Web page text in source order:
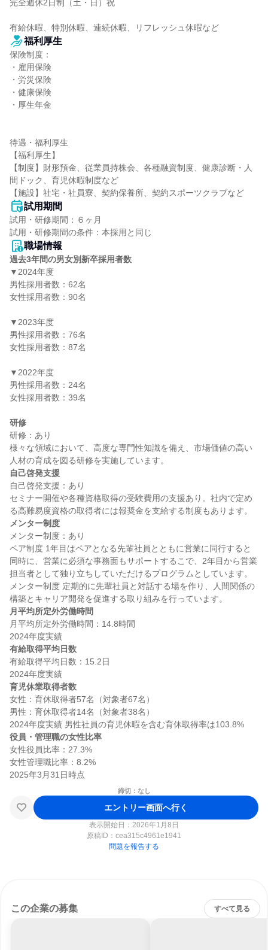
完全週休2日制（土・日）祝
有給休暇、特別休暇、連続休暇、リフレッシュ休暇など
福利厚生
保険制度：
・雇用保険
・労災保険
・健康保険
・厚生年金
待遇・福利厚生
【福利厚生】
【制度】財形預金、従業員持株会、各種融資制度、健康診断・人
間ドック、育児休暇制度など
【施設】社宅・社員寮、契約保養所、契約スポーツクラブなど
試用期間
試用・研修期間：６ヶ月
職場情報
過去3年間の男女別新卒採用者数
▼2024年度
男性採用者数：62名
女性採用者数：90名
▼2023年度
男性採用者数：76名
女性採用者数：87名
▼2022年度
男性採用者数：24名
女性採用者数：39名
研修
研修：あり
様々な領域において、高度な専門性知識を備え、市場価値の高い
自己啓発支援
自己啓発支援：あり
セミナー開催や各種資格取得の受験費用の支援あり。社内で定め
メンター制度
メンター制度：あり
ペア制度 1年目はペアとなる先輩社員とともに営業に同行すると
同時に、営業に必須な事務面もサポートするこで、2年目から営業
担当者として独り立ちしていただけるプログラムとしています。
メンター制度 定期的に先輩社員と対話する場を作り、人間関係の
月平均所定外労働時間
月平均所定外労働時間：14.8時間
有給取得平均日数
有給取得平均日数：15.2日
育児休業取得者数
女性：育休取得者57名（対象者67名）
男性：育休取得者14名（対象者38名）
役員・管理職の女性比率
女性役員比率：27.3%
女性管理職比率：8.2%
締切：なし
エントリー画面へ行く
表示開始日：2026年1月8日
原稿ID： cea315c4961e1941
問題を報告する
この企業の募集 すべて見る